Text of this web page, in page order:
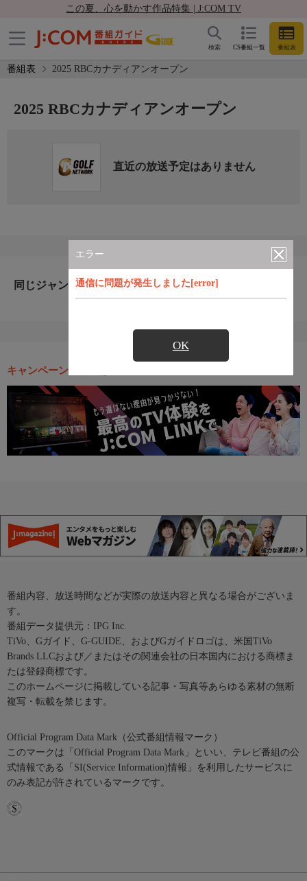
この夏、心を動かす作品特集 | J:COM TV
CS番組一覧 番組表
検索
番組表 2025 RBCカナディアンオープン
エラー
通信に問題が発生しました[error]
OK
2025 RBCカナディアンオープン
直近の放送予定はありません
同じジャンルのおすすめ番組
キャンペーン・お得な情報
番組内容、放送時間などが実際の放送内容と異なる場合がございま
す。
番組データ提供元：IPG Inc.
TiVo、Gガイド、G-GUIDE、およびGガイドロゴは、米国TiVo
Brands LLCおよび／またはその関連会社の日本国内における商標ま
たは登録商標です。
このホームページに掲載している記事・写真等あらゆる素材の無断
複写・転載を禁じます。
Official Program Data Mark（公式番組情報マーク）
このマークは「Official Program Data Mark」といい、テレビ番組の公
式情報である「SI(Service Information)情報」を利用したサービスに
のみ表記が許されているマークです。